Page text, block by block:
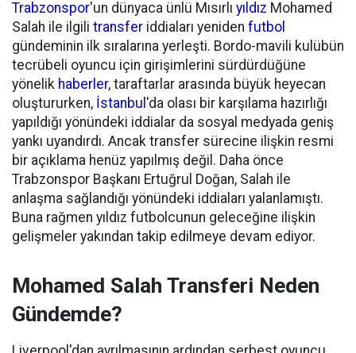
Trabzonspor'un dünyaca ünlü Mısırlı yıldız Mohamed
Salah ile ilgili transfer iddiaları yeniden futbol
gündeminin ilk sıralarına yerleşti. Bordo-mavili kulübün
tecrübeli oyuncu için girişimlerini sürdürdüğüne
yönelik haberler, taraftarlar arasında büyük heyecan
oluştururken, İstanbul 'da olası bir karşılama hazırlığı
yapıldığı yönündeki iddialar da sosyal medyada geniş
yankı uyandırdı. Ancak transfer sürecine ilişkin resmi
bir açıklama henüz yapılmış değil. Daha önce
Trabzonspor Başkanı Ertuğrul Doğan, Salah ile
anlaşma sağlandığı yönündeki iddiaları yalanlamıştı.
Buna rağmen yıldız futbolcunun geleceğine ilişkin
gelişmeler yakından takip edilmeye devam ediyor.
Mohamed Salah Transferi Neden
Gündemde?